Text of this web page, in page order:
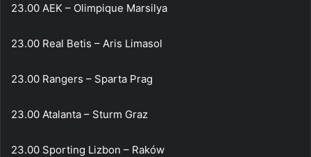
23.00 AEK – Olimpique Marsilya
23.00 Real Betis – Aris Limasol
23.00 Rangers – Sparta Prag
23.00 Atalanta – Sturm Graz
23.00 Sporting Lizbon – Raków